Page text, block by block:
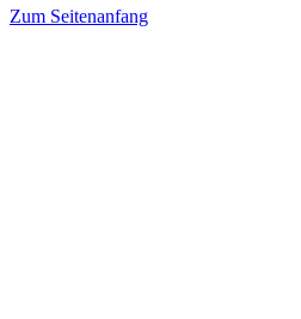
Zum Seitenanfang